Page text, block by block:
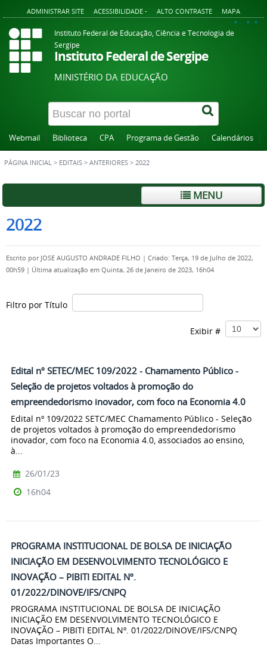
ADMINISTRAR SITE ACESSIBILIDADE - ALTO CONTRASTE MAPA
A+ A A-
Instituto Federal de Educação, Ciência e Tecnologia de
Sergipe
Instituto Federal de Sergipe
MINISTÉRIO DA EDUCAÇÃO
Webmail Biblioteca CPA Programa de Gestão Calendários
PÁGINA INICIAL > EDITAIS > ANTERIORES > 2022
MENU
2022
Escrito por JOSE AUGUSTO ANDRADE FILHO | Criado: Terça, 19 de Julho de 2022,
00h59 | Última atualização em Quinta, 26 de Janeiro de 2023, 16h04
Filtro por Título
Exibir #
Edital nº SETEC/MEC 109/2022 - Chamamento Público -
Seleção de projetos voltados à promoção do
empreendedorismo inovador, com foco na Economia 4.0
Edital nº 109/2022 SETC/MEC Chamamento Público - Seleção
de projetos voltados à promoção do empreendedorismo
inovador, com foco na Economia 4.0, associados ao ensino,
à...
26/01/23
16h04
PROGRAMA INSTITUCIONAL DE BOLSA DE INICIAÇÃO
INICIAÇÃO EM DESENVOLVIMENTO TECNOLÓGICO E
INOVAÇÃO – PIBITI EDITAL Nº.
01/2022/DINOVE/IFS/CNPQ
PROGRAMA INSTITUCIONAL DE BOLSA DE INICIAÇÃO
INICIAÇÃO EM DESENVOLVIMENTO TECNOLÓGICO E
INOVAÇÃO – PIBITI EDITAL Nº. 01/2022/DINOVE/IFS/CNPQ
Datas Importantes O...